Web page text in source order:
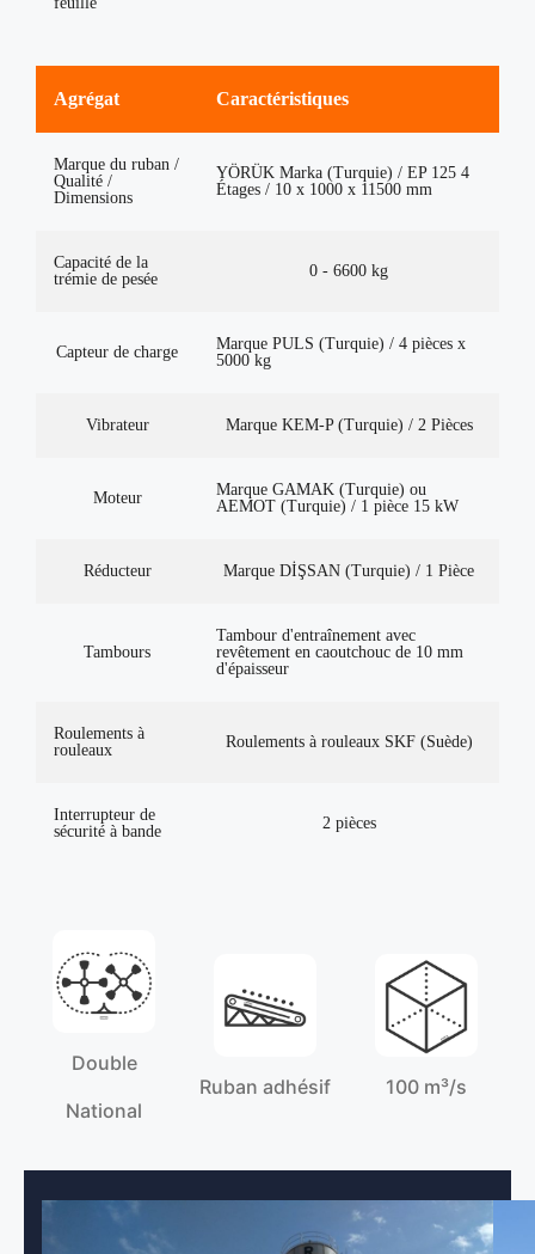
Agrégat Caractéristiques
Marque du ruban /
Qualité /
Dimensions
YÖRÜK Marka (Turquie) / EP 125 4
Étages / 10 x 1000 x 11500 mm
Capacité de la
trémie de pesée
0 - 6600 kg
Capteur de charge
Marque PULS (Turquie) / 4 pièces x
5000 kg
Vibrateur Marque KEM-P (Turquie) / 2 Pièces
Moteur
Marque GAMAK (Turquie) ou
AEMOT (Turquie) / 1 pièce 15 kW
Réducteur Marque DİŞSAN (Turquie) / 1 Pièce
Tambours
Tambour d'entraînement avec
revêtement en caoutchouc de 10 mm
d'épaisseur
Roulements à
rouleaux
Roulements à rouleaux SKF (Suède)
Interrupteur de
sécurité à bande
2 pièces
Double
National
Ruban adhésif 100 m³/s